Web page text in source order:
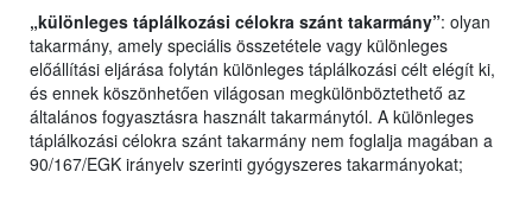
„különleges táplálkozási célokra szánt takarmány”: olyan
takarmány, amely speciális összetétele vagy különleges
előállítási eljárása folytán különleges táplálkozási célt elégít ki,
és ennek köszönhetően világosan megkülönböztethető az
általános fogyasztásra használt takarmánytól. A különleges
táplálkozási célokra szánt takarmány nem foglalja magában a
90/167/EGK irányelv szerinti gyógyszeres takarmányokat;